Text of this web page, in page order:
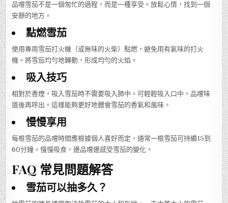
品嚐雪茄不是一個匆忙的過程，而是一種享受。放鬆心情，找到一個
安靜的地方。
點燃雪茄
使用專用雪茄打火機（或無味的火柴）點燃，避免用有氣味的打火
機。將雪茄均勻地轉動，形成均勻的火焰。
吸入技巧
相對於香煙，吸入雪茄時不需要吸入肺中。可輕輕吸入口中，品嚐味
道後再呼出。這樣能夠更好地體會雪茄的香氣和風味。
慢慢享用
每根雪茄的品嚐時間應根據個人喜好而定，通常一根雪茄可持續15到
60分鐘。慢慢吸食，邊品嚐邊感受雪茄的變化。
FAQ 常見問題解答
雪茄可以抽多久？